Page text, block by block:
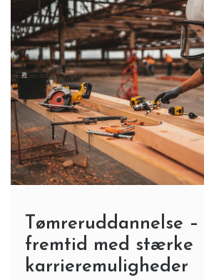
Tømreruddannelse
fremtid med stærke
karrieremuligheder